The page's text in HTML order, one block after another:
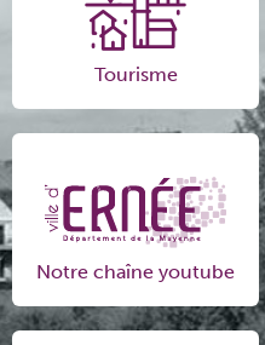
Tourisme
Notre chaîne youtube